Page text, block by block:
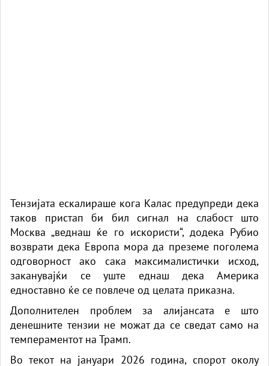
Тензијата ескалираше кога Калас предупреди дека
таков пристап би бил сигнал на слабост што
Москва „веднаш ќе го искористи“, додека Рубио
возврати дека Европа мора да преземе поголема
одговорност ако сака максималистички исход,
заканувајќи се уште еднаш дека Америка
едноставно ќе се повлече од целата приказна.
Дополнителен проблем за алијансата е што
денешните тензии не можат да се сведат само на
темпераментот на Трамп.
Во текот на јануари 2026 година, спорот околу